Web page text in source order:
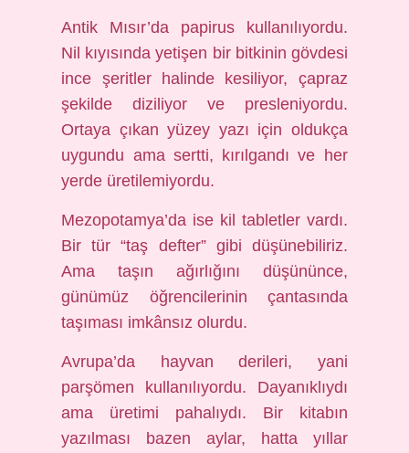
Antik Mısır’da papirus kullanılıyordu.
Nil kıyısında yetişen bir bitkinin gövdesi
ince şeritler halinde kesiliyor, çapraz
şekilde diziliyor ve presleniyordu.
Ortaya çıkan yüzey yazı için oldukça
uygundu ama sertti, kırılgandı ve her
yerde üretilemiyordu.
Mezopotamya’da ise kil tabletler vardı.
Bir tür “taş defter” gibi düşünebiliriz.
Ama taşın ağırlığını düşününce,
günümüz öğrencilerinin çantasında
taşıması imkânsız olurdu.
Avrupa’da hayvan derileri, yani
parşömen kullanılıyordu. Dayanıklıydı
ama üretimi pahalıydı. Bir kitabın
yazılması bazen aylar, hatta yıllar